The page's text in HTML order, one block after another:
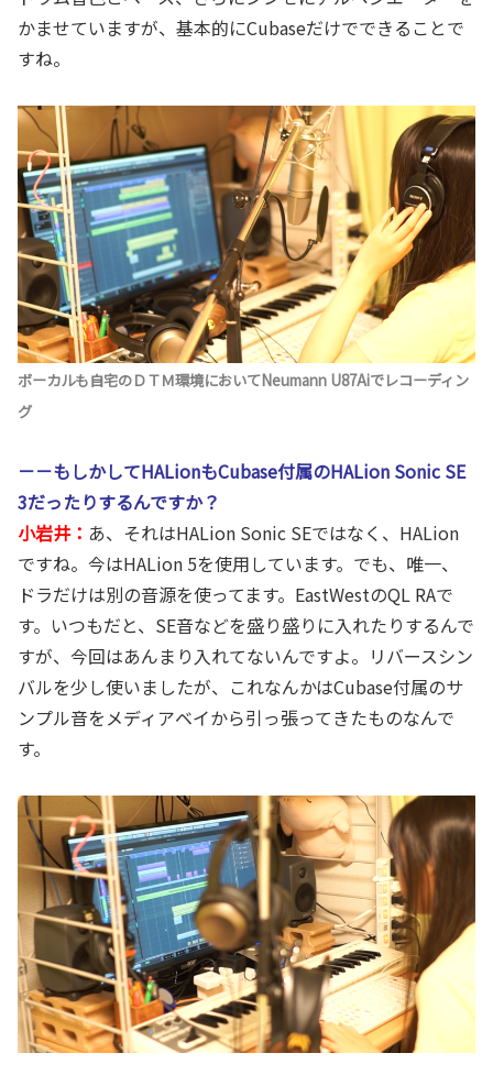
かませていますが、基本的にCubaseだけでできることで
すね。
ボーカルも自宅のＤＴＭ環境においてNeumann U87Aiでレコーディン
グ
－－もしかしてHALionもCubase付属のHALion Sonic SE
3だったりするんですか？
小岩井： あ、それはHALion Sonic SEではなく、HALion
ですね。今はHALion 5を使用しています。でも、唯一、
ドラだけは別の音源を使ってます。EastWestのQL RAで
す。いつもだと、SE音などを盛り盛りに入れたりするんで
すが、今回はあんまり入れてないんですよ。リバースシン
バルを少し使いましたが、これなんかはCubase付属のサ
ンプル音をメディアベイから引っ張ってきたものなんで
す。